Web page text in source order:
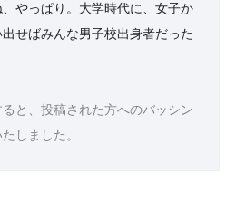
やっぱり。大学時代に、女子か
せばみんな男子校出身者だった
と、投稿された方へのバッシン
しました。